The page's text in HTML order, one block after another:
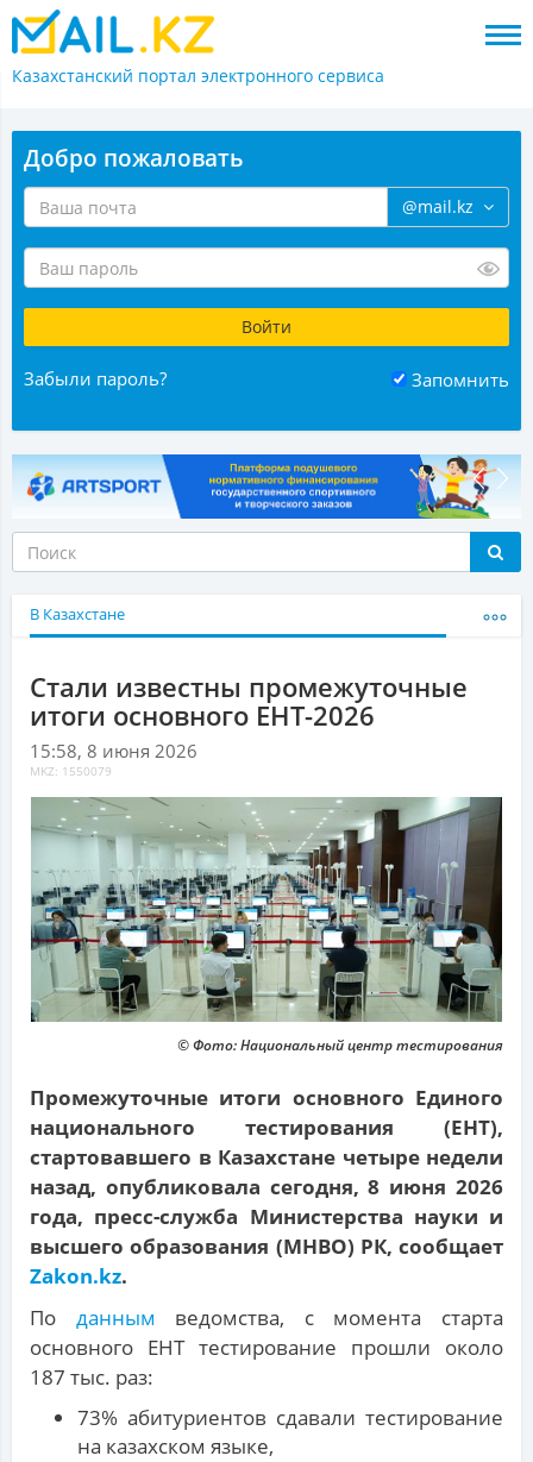
Казахстанский портал электронного сервиса
Добро пожаловать
@mail.kz
Забыли пароль? Запомнить
В Казахстане
Стали известны промежуточные
итоги основного ЕНТ-2026
15:58, 8 июня 2026
MKZ: 1550079
© Фото: Национальный центр тестирования
Промежуточные итоги основного Единого
национального тестирования (ЕНТ),
стартовавшего в Казахстане четыре недели
назад, опубликовала сегодня, 8 июня 2026
года, пресс-служба Министерства науки и
высшего образования (МНВО) РК, сообщает
Zakon.kz.
По данным ведомства, с момента старта
основного ЕНТ тестирование прошли около
187 тыс. раз:
73% абитуриентов сдавали тестирование
на казахском языке,